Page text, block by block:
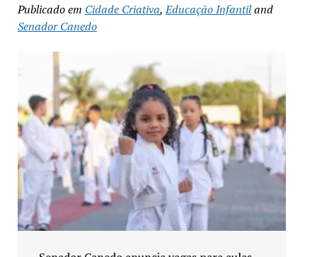
Publicado em Cidade Criativa,Educação Infantiland
Senador Canedo